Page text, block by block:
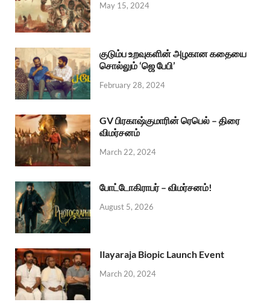
May 15, 2024
குடும்ப உறவுகளின் அழகான கதையை
சொல்லும் ‘ஜெ பேபி’
February 28, 2024
GV பிரகாஷ்குமாரின் ரெபெல் – திரை
விமர்சனம்
March 22, 2024
போட்டோகிராபர் – விமர்சனம்!
August 5, 2026
Ilayaraja Biopic Launch Event
March 20, 2024